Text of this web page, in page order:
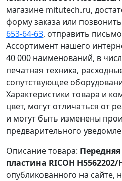
магазине mitutech.ru,
форму заказа или
653-64-63, отправить
Ассортимент нашего
40 000 наименований, в
печатная техника,
сопутствующее
Характеристики товара и
цвет, могут отличаться от
и могут быть изменены
предварительного
Описание товара:
пластина RICOH H5562202/
опубликованного на сайте,